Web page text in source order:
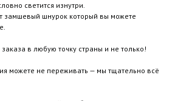
светится изнутри.
замшевый шнурок который вы можете
в любую точку страны и не только!
можете не переживать — мы тщательно всё